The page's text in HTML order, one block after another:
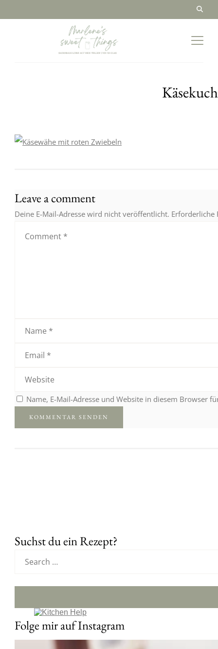
Leave a comment
Deine E-Mail-Adresse wird nicht veröffentlicht.
Name, E-Mail-Adresse und Website in diesem Browser
Suchst du ein Rezept?
Folge mir auf Instagram